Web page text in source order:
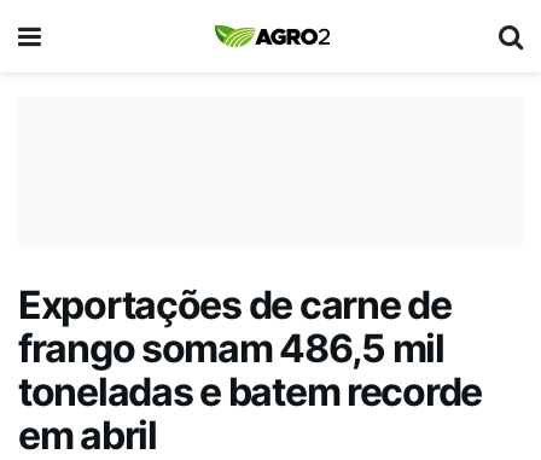
Exportações de carne de
frango somam 486,5 mil
toneladas e batem recorde
em abril